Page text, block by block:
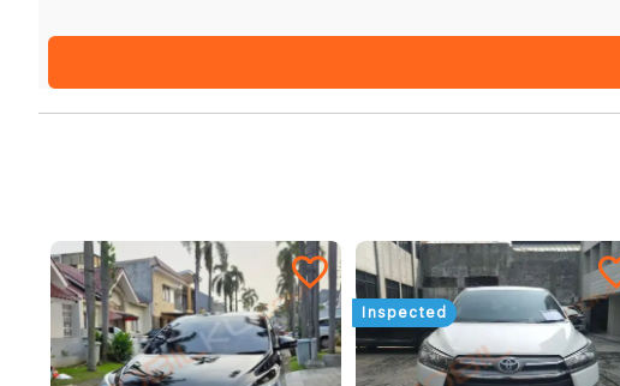
Inspected